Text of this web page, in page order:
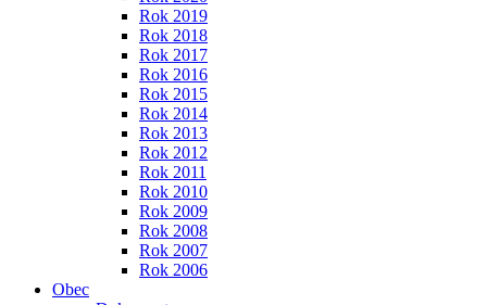
Rok 2019
Rok 2018
Rok 2017
Rok 2016
Rok 2015
Rok 2014
Rok 2013
Rok 2012
Rok 2011
Rok 2010
Rok 2009
Rok 2008
Rok 2007
Rok 2006
Obec